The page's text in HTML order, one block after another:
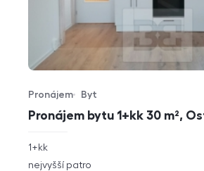
Pronájem bytu 1+kk 30 m²,
Typ nabídky
Pronájem
Typ nemovitosti
Byt
rozměry
dispozice
1+kk
funkce
nejvyšší patro